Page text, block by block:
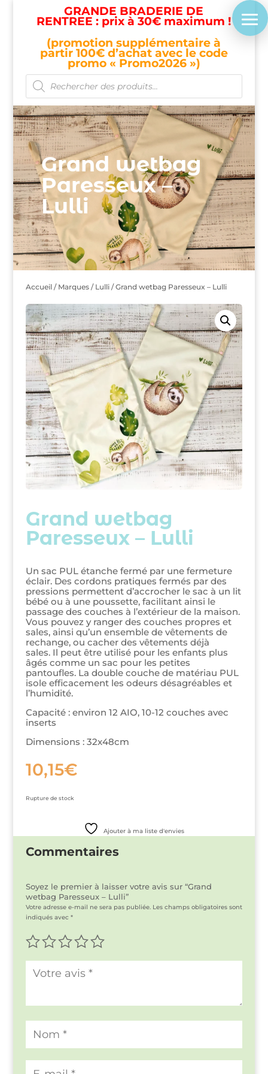
GRANDE BRADERIE DE
RENTREE : prix à 30€ maximum !
(promotion supplémentaire à
partir 100€ d’achat avec le code
promo « Promo2026 »)
Recherche
produits
Grand wetbag
Paresseux –
Lulli
Accueil/ Marques/ Lulli/ Grand wetbag Paresseux – Lulli
Grand wetbag
Paresseux – Lulli
Un sac PUL étanche fermé par une fermeture
éclair. Des cordons pratiques fermés par des
pressions permettent d’accrocher le sac à un lit
bébé ou à une poussette, facilitant ainsi le
passage des couches à l’extérieur de la maison.
Vous pouvez y ranger des couches propres et
sales, ainsi qu’un ensemble de vêtements de
rechange, ou cacher des vêtements déjà
sales. Il peut être utilisé pour les enfants plus
âgés comme un sac pour les petites
pantoufles. La double couche de matériau PUL
isole efficacement les odeurs désagréables et
l’humidité.
Capacité : environ 12 AIO, 10-12 couches avec
inserts
Dimensions : 32x48cm
10,15€
Rupture de stock
Ajouter à ma liste d'envies
Commentaires
Soyez le premier à laisser votre avis sur “Grand
wetbag Paresseux – Lulli”
Votre adresse e-mail ne sera pas publiée. Les champs obligatoires sont
indiqués avec *